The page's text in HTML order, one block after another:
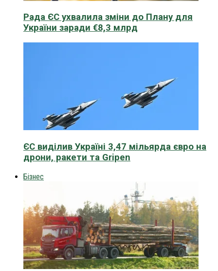
Рада ЄС ухвалила зміни до Плану для
України заради €8,3 млрд
ЄС виділив Україні 3,47 мільярда євро на
дрони, ракети та Gripen
Бізнес